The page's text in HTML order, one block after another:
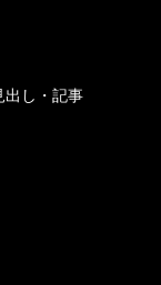
出し・記事